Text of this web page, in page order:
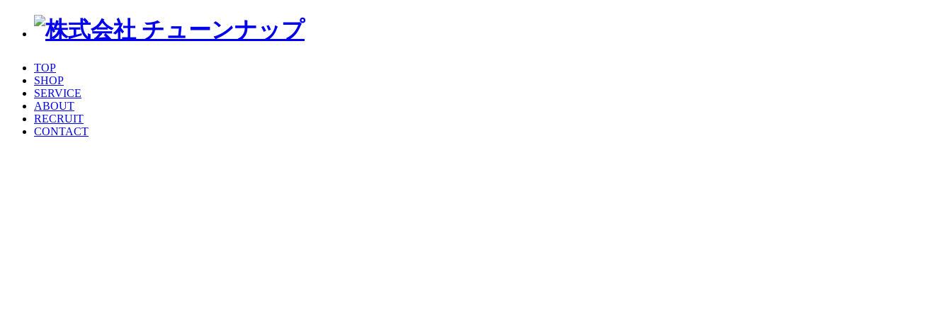
TOP
SHOP
SERVICE
ABOUT
RECRUIT
CONTACT